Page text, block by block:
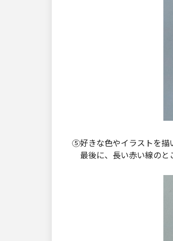
⑤好きな色やイラストを描
最後に、長い赤い線のと